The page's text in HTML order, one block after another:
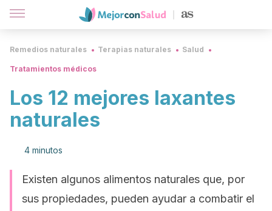
Remedios naturales Terapias naturales Salud
Tratamientos médicos
Los 12 mejores laxantes
naturales
4 minutos
Existen algunos alimentos naturales que, por
sus propiedades, pueden ayudar a combatir el